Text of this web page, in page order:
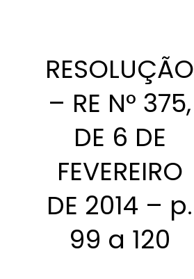
RESOLUÇÃO
– RE N° 375,
DE 6 DE
FEVEREIRO
DE 2014 – p.
99 a 120